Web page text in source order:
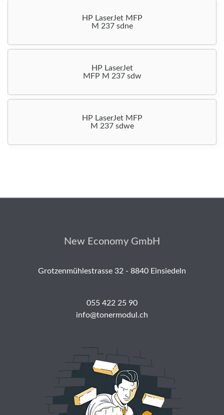
HP LaserJet MFP
M 237 sdne
HP LaserJet
MFP M 237 sdw
HP LaserJet MFP
M 237 sdwe
New Economy GmbH
Grotzenmühlestrasse 32 - 8840 Einsiedeln
055 422 25 90
info@tonermodul.ch